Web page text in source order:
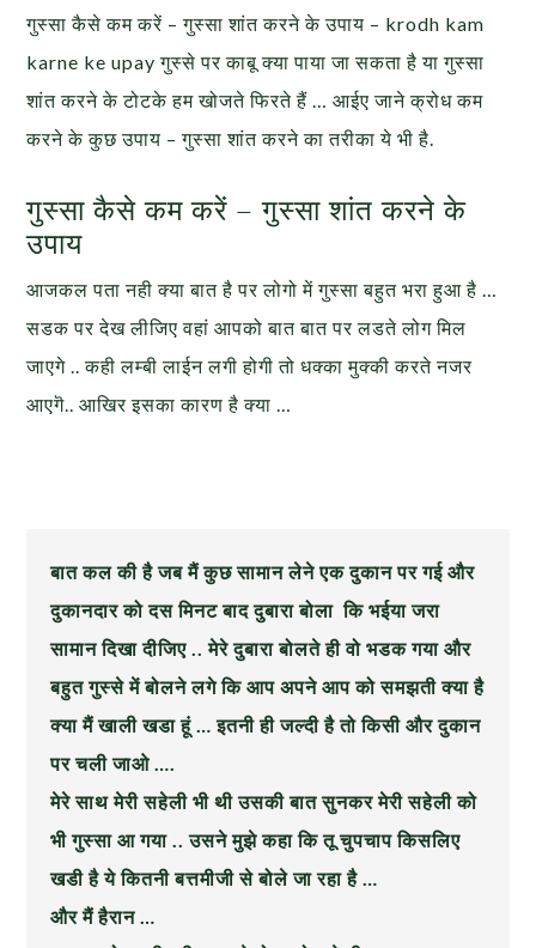
गुस्सा कैसे कम करें – गुस्सा शांत करने के उपाय – krodh kam
karne ke upay गुस्से पर काबू क्या पाया जा सकता है या गुस्सा
शांत करने के टोटके हम खोजते फिरते हैं … आईए जाने क्रोध कम
करने के कुछ उपाय – गुस्सा शांत करने का तरीका ये भी है.
गुस्सा कैसे कम करें – गुस्सा शांत करने के
उपाय
आजकल पता नही क्या बात है पर लोगो में गुस्सा बहुत भरा हुआ है …
सडक पर देख लीजिए वहां आपको बात बात पर लडते लोग मिल
जाएगे .. कही लम्बी लाईन लगी होगी तो धक्का मुक्की करते नजर
आएगॆ.. आखिर इसका कारण है क्या …
बात कल की है जब मैं कुछ सामान लेने एक दुकान पर गई और
दुकानदार को दस मिनट बाद दुबारा बोला कि भईया जरा
सामान दिखा दीजिए .. मेरे दुबारा बोलते ही वो भडक गया और
बहुत गुस्से में बोलने लगे कि आप अपने आप को समझती क्या है
क्यामैं खाली खडा हूं … इतनी ही जल्दी है तो किसी और दुकान
पर चली जाओ ….
मेरे साथ मेरी सहेली भी थी उसकी बात सुनकर मेरी सहेली को
भी गुस्सा आ गया .. उसने मुझे कहा कि तू चुपचाप किसलिए
खडी है ये कितनी बत्तमीजी से बोले जा रहा है …
और मैं हैरान …